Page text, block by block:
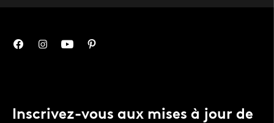
Inscrivez-vous aux mises à jour de